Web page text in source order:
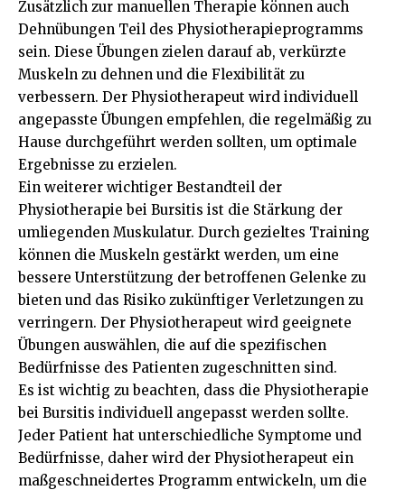
Zusätzlich zur manuellen Therapie können auch
Dehnübungen Teil des Physiotherapieprogramms
sein. Diese Übungen zielen darauf ab, verkürzte
Muskeln zu dehnen und die Flexibilität zu
verbessern. Der Physiotherapeut wird individuell
angepasste Übungen empfehlen, die regelmäßig zu
Hause durchgeführt werden sollten, um optimale
Ergebnisse zu erzielen.
Ein weiterer wichtiger Bestandteil der
Physiotherapie bei Bursitis ist die Stärkung der
umliegenden Muskulatur. Durch gezieltes Training
können die Muskeln gestärkt werden, um eine
bessere Unterstützung der betroffenen Gelenke zu
bieten und das Risiko zukünftiger Verletzungen zu
verringern. Der Physiotherapeut wird geeignete
Übungen auswählen, die auf die spezifischen
Bedürfnisse des Patienten zugeschnitten sind.
Es ist wichtig zu beachten, dass die Physiotherapie
bei Bursitis individuell angepasst werden sollte.
Jeder Patient hat unterschiedliche Symptome und
Bedürfnisse, daher wird der Physiotherapeut ein
maßgeschneidertes Programm entwickeln, um die